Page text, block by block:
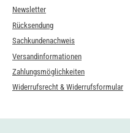
Newsletter
Rücksendung
Sachkundenachweis
Versandinformationen
Zahlungsmöglichkeiten
Widerrufsrecht & Widerrufsformular